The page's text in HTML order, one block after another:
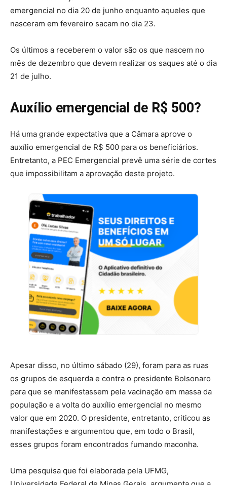
emergencial no dia 20 de junho enquanto aqueles que
nasceram em fevereiro sacam no dia 23.
Os últimos a receberem o valor são os que nascem no
mês de dezembro que devem realizar os saques até o dia
21 de julho.
Auxílio emergencial de R$ 500?
Há uma grande expectativa que a Câmara aprove o
auxílio emergencial de R$ 500 para os beneficiários.
Entretanto, a PEC Emergencial prevê uma série de cortes
que impossibilitam a aprovação deste projeto.
Apesar disso, no último sábado (29), foram para as ruas
os grupos de esquerda e contra o presidente Bolsonaro
para que se manifestassem pela vacinação em massa da
população e a volta do auxílio emergencial no mesmo
valor que em 2020. O presidente, entretanto, criticou as
manifestações e argumentou que, em todo o Brasil,
esses grupos foram encontrados fumando maconha.
Uma pesquisa que foi elaborada pela UFMG,